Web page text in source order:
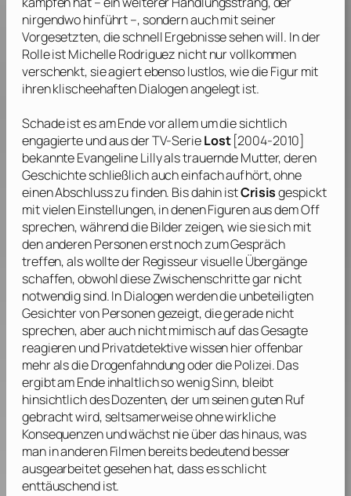
nirgendwo hinführt –, sondern auch mit seiner
Vorgesetzten, die schnell Ergebnisse sehen will. In der
Rolle istMichelle Rodriguez nicht nur vollkommen
verschenkt, sie agiert ebenso lustlos, wie die Figur mit
ihren klischeehaften Dialogen angelegt ist.
Schade ist es am Ende vor allem um die sichtlich
engagierte und aus der TV-SerieLost[2004-2010]
bekannteEvangeline Lillyals trauernde Mutter, deren
Geschichte schließlich auch einfach aufhört, ohne
einen Abschluss zu finden. Bis dahin istCrisisgespickt
mit vielen Einstellungen, in denen Figuren aus dem Off
sprechen, während die Bilder zeigen, wie sie sich mit
den anderen Personen erst noch zum Gespräch
treffen, als wollte der Regisseur visuelle Übergänge
schaffen, obwohl diese Zwischenschritte gar nicht
notwendig sind. In Dialogen werden die unbeteiligten
Gesichter von Personen gezeigt, die gerade nicht
sprechen, aber auch nicht mimisch auf das Gesagte
reagieren und Privatdetektive wissen hier offenbar
mehr als die Drogenfahndung oder die Polizei. Das
ergibt am Ende inhaltlich so wenig Sinn, bleibt
hinsichtlich des Dozenten, der um seinen guten Ruf
gebracht wird, seltsamerweise ohne wirkliche
Konsequenzen und wächst nie über das hinaus, was
man in anderen Filmen bereits bedeutend besser
ausgearbeitet gesehen hat, dass es schlicht
enttäuschend ist.